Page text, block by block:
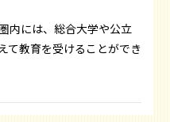
内には、総合大学や公立
て教育を受けることができ